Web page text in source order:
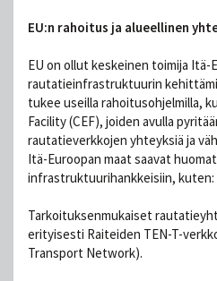
EU:n rahoitus ja alueellinen
EU on ollut keskeinen toimija Itä-
rautatieinfrastruktuurin
tukee useilla rahoitusohjelmilla,
Facility (CEF), joiden avulla
rautatieverkkojen yhteyksiä ja
Itä-Euroopan maat saavat
infrastruktuurihankkeisiin, kuten:
Tarkoituksenmukaiset
erityisesti Raiteiden TEN-T-
Transport Network).